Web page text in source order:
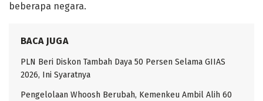
beberapa negara.
BACA JUGA
PLN Beri Diskon Tambah Daya 50 Persen Selama GIIAS
2026, Ini Syaratnya
Pengelolaan Whoosh Berubah, Kemenkeu Ambil Alih 60